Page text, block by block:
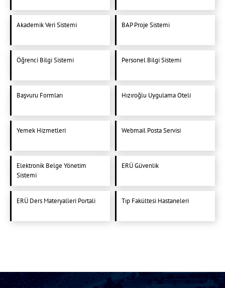
Akademik Veri Sistemi BAP Proje Sistemi
Öğrenci Bilgi Sistemi Personel Bilgi Sistemi
Başvuru Formları Hızıroğlu Uygulama Oteli
Yemek Hizmetleri Webmail Posta Servisi
Elektronik Belge Yönetim
Sistemi
ERÜ Güvenlik
ERÜ Ders Materyalleri Portali Tıp Fakültesi Hastaneleri